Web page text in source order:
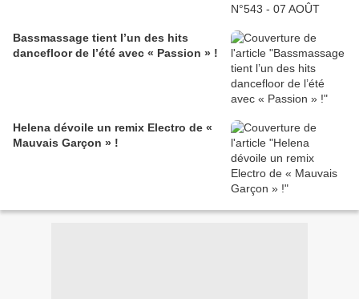
Bassmassage tient l’un des hits
dancefloor de l’été avec « Passion » !
Helena dévoile un remix Electro de «
Mauvais Garçon » !